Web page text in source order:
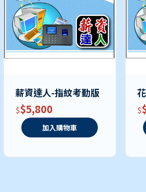
薪資達人-指紋考勤版
$5,800
加入購物車